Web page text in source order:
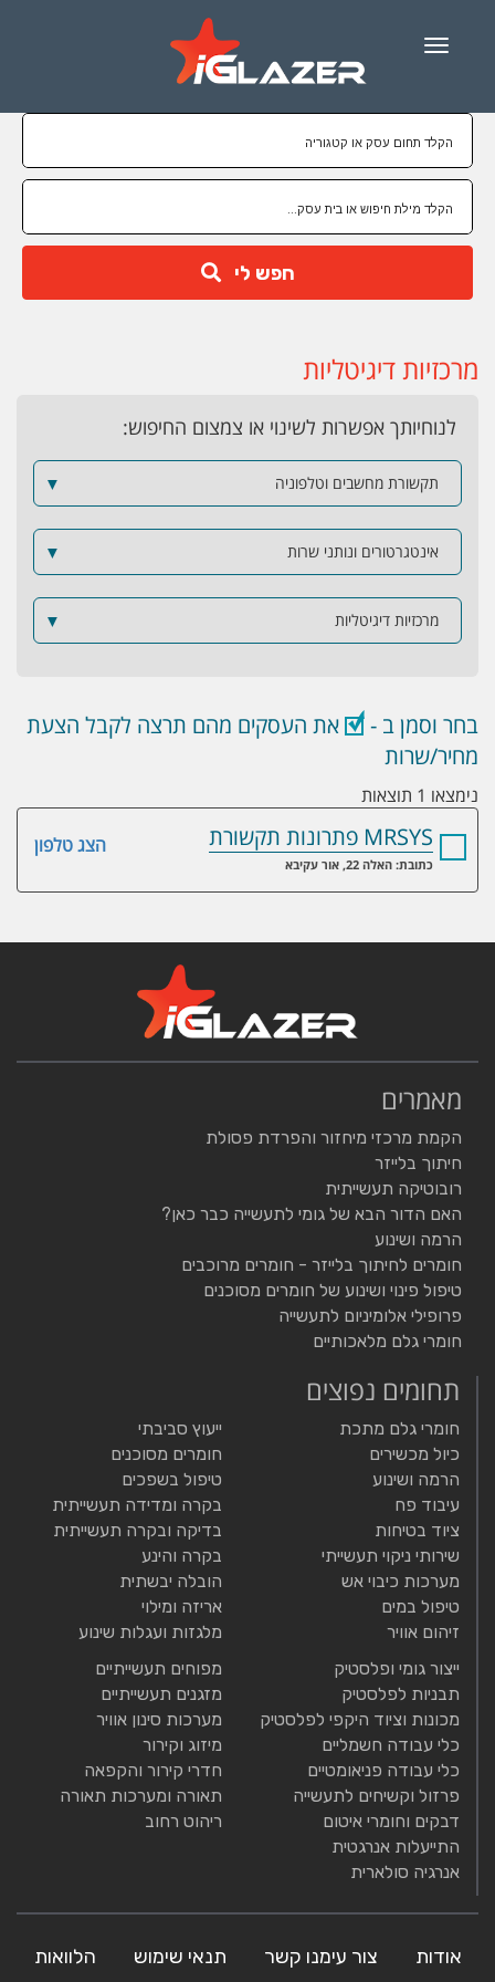
Menu
חפש לי
מרכזיות דיגיטליות
לנוחיותך אפשרות לשינוי או צמצום החיפוש:
תקשורת מחשבים וטלפוניה ▼
אינטגרטורים ונותני שרות ▼
מרכזיות דיגיטליות ▼
בחר וסמן ב -
את העסקים מהם תרצה לקבל הצעת
מחיר/שרות
נימצאו 1 תוצאות
הצג טלפון MRSYS פתרונות תקשורת
כתובת: האלה 22, אור עקיבא
מאמרים
הקמת מרכזי מיחזור והפרדת פסולת
חיתוך בלייזר
רובוטיקה תעשייתית
האם הדור הבא של גומי לתעשייה כבר כאן?
הרמה ושינוע
חומרים לחיתוך בלייזר - חומרים מרוכבים
טיפול פינוי ושינוע של חומרים מסוכנים
פרופילי אלומיניום לתעשייה
חומרי גלם מלאכותיים
תחומים נפוצים
חומרי גלם מתכת
כיול מכשירים
הרמה ושינוע
עיבוד פח
ציוד בטיחות
שירותי ניקוי תעשייתי
מערכות כיבוי אש
טיפול במים
זיהום אוויר
ייעוץ סביבתי
חומרים מסוכנים
טיפול בשפכים
בקרה ומדידה תעשייתית
בדיקה ובקרה תעשייתית
בקרה והינע
הובלה יבשתית
אריזה ומילוי
מלגזות ועגלות שינוע
ייצור גומי ופלסטיק
תבניות לפלסטיק
מכונות וציוד היקפי לפלסטיק
כלי עבודה חשמליים
כלי עבודה פניאומטיים
פרזול וקשיחים לתעשייה
דבקים וחומרי איטום
התייעלות אנרגטית
אנרגיה סולארית
מפוחים תעשייתיים
מזגנים תעשייתיים
מערכות סינון אוויר
מיזוג וקירור
חדרי קירור והקפאה
תאורה ומערכות תאורה
ריהוט רחוב
אודות צור עימנו קשר תנאי שימוש הלוואות